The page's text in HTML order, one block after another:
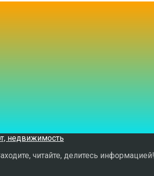
читайте, делитесь информацией!